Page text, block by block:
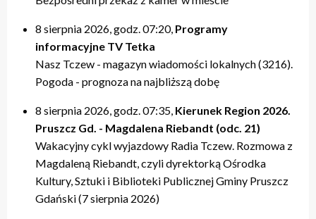
20:00 – relacje
21:40 – Pytania do Prezydenta / Pytania do Starosty
22:00 – relacje
20:00 – relacje
21:40 – Opinie w Radiu Tczew
22:00 – relacje
19:40 – Kulturalne pogaduszki / Fabryczne Pogaduszki
20:00 – relacje
21:20 – Nasz Tczew, Pogoda
21:40 – KinoteTka
21:50 – Kulturalne pogaduszki / Fabryczne Pogaduszki
22:00 – relacje
19:50 – relacje
21:40 – Tczew Mówi
21:50 – relacje
17:40 – Powtórki programów z tygodnia
20:40 – relacje tygodnia
8 sierpnia 2026, godz. 07:20, Programy
informacyjne TV Tetka
Nasz Tczew - magazyn wiadomości lokalnych (3216).
Pogoda - prognoza na najbliższą dobę
8 sierpnia 2026, godz. 07:35, Kierunek Region 2026.
Pruszcz Gd. - Magdalena Riebandt (odc. 21)
Wakacyjny cykl wyjazdowy Radia Tczew. Rozmowa z
Magdaleną Riebandt, czyli dyrektorką Ośrodka
Kultury, Sztuki i Biblioteki Publicznej Gminy Pruszcz
Gdański (7 sierpnia 2026)